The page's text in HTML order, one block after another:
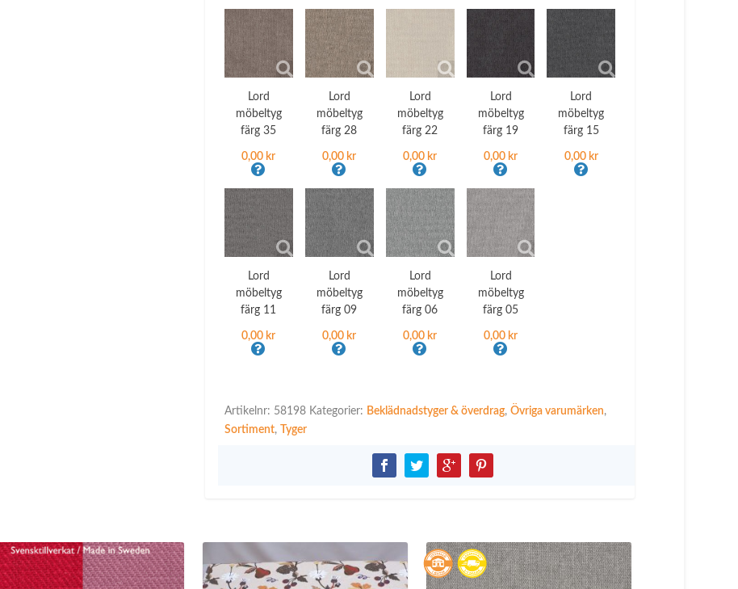
Lord
möbeltyg
färg 35
0,00 kr
Lord
möbeltyg
färg 28
0,00 kr
Lord
möbeltyg
färg 22
0,00 kr
Lord
möbeltyg
färg 19
0,00 kr
Lord
möbeltyg
färg 15
0,00 kr
Lord
möbeltyg
färg 11
0,00 kr
Lord
möbeltyg
färg 09
0,00 kr
Lord
möbeltyg
färg 06
0,00 kr
Lord
möbeltyg
färg 05
0,00 kr
Artikelnr: 58198 Kategorier: Beklädnadstyger & överdrag, Övriga varumärken,
Sortiment, Tyger